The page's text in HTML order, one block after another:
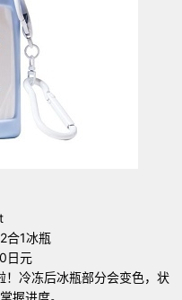
合1冰瓶
日元
！冷冻后冰瓶部分会变色，状
握进度。